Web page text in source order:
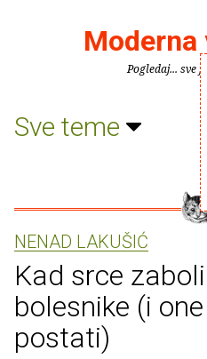
Moderna
Pogledaj... sve
Sve teme
NENAD LAKUŠIĆ
Kad srce
bolesnike (i
postati)